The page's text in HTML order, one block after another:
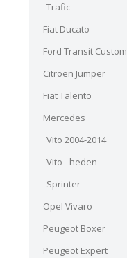
Trafic
Fiat Ducato
Ford Transit Custom
Citroen Jumper
Fiat Talento
Mercedes
Vito 2004-2014
Vito - heden
Sprinter
Opel Vivaro
Peugeot Boxer
Peugeot Expert